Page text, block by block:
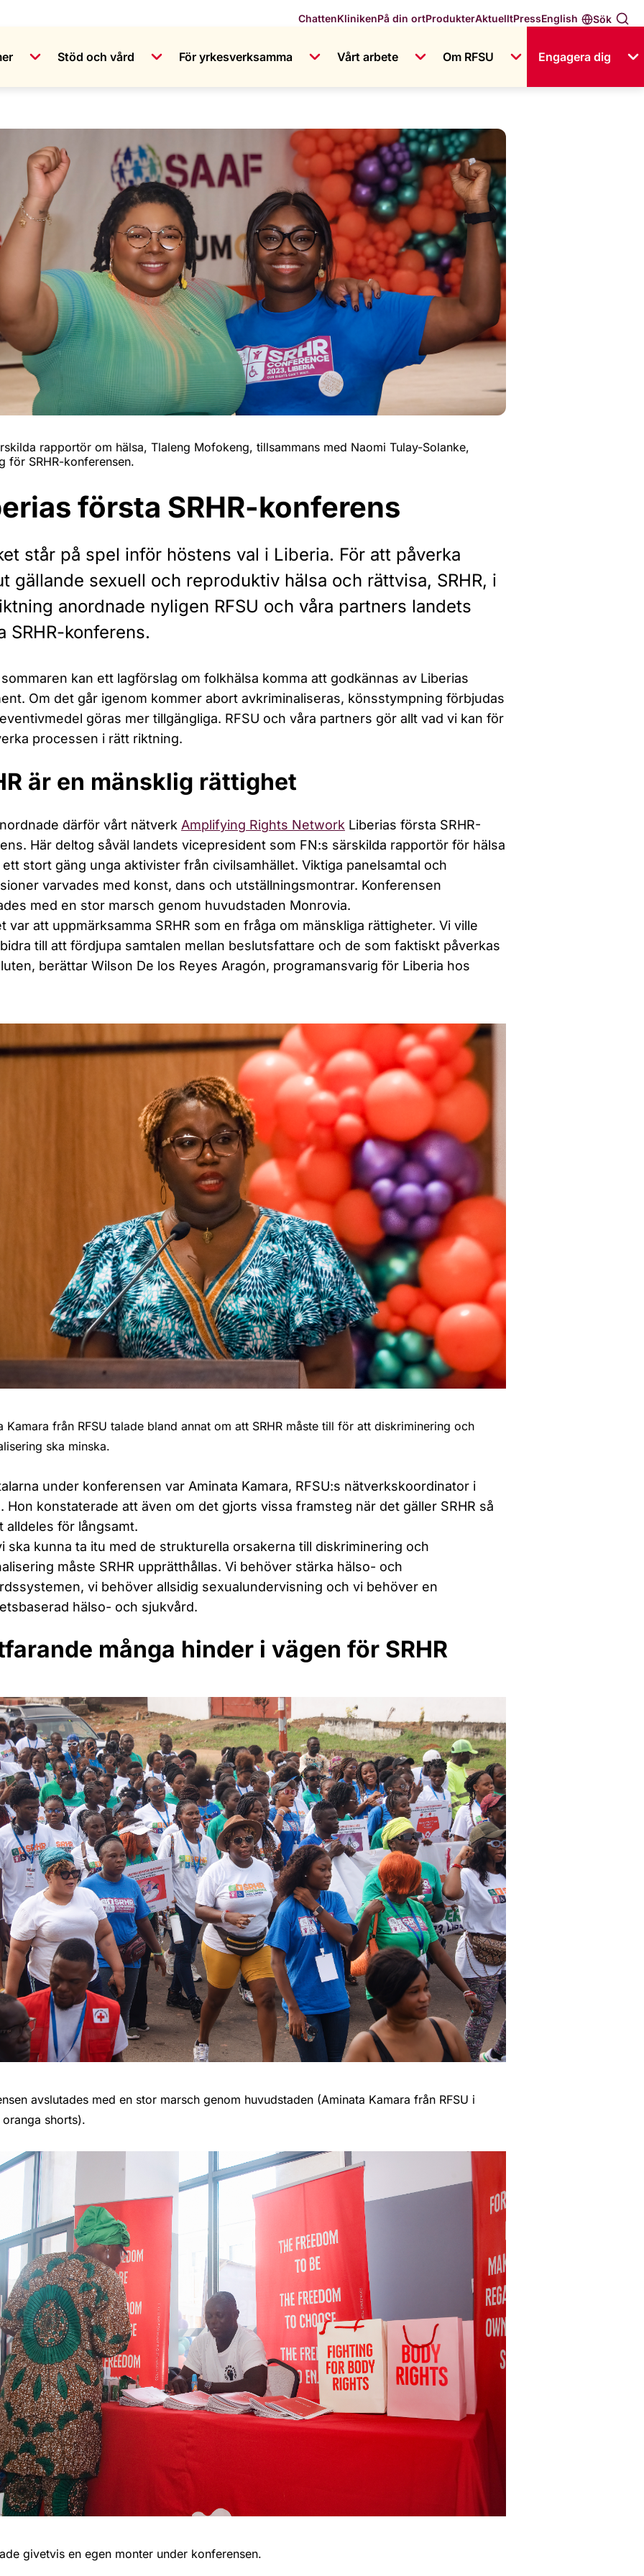
Sök
English
ChattenKlinikenPå din ortProdukterAktuelltPress
Stöd och vård För yrkesverksamma Vårt arbete Om RFSU Engagera dig
rapportör om hälsa, Tlaleng Mofokeng, tillsammans med Naomi Tulay-Solanke,
för SRHR-konferensen.
första SRHR-konferens
står på spel inför höstens val i Liberia. För att påverka
gällande sexuell och reproduktiv hälsa och rättvisa, SRHR, i
anordnade nyligen RFSU och våra partners landets
SRHR-konferens.
kan ett lagförslag om folkhälsa komma att godkännas av Liberias
Om det går igenom kommer abort avkriminaliseras, könsstympning förbjudas
göras mer tillgängliga. RFSU och våra partners gör allt vad vi kan för
processen i rätt riktning.
är en mänsklig rättighet
därför vårt nätverk Amplifying Rights Network Liberias första SRHR-
Här deltog såväl landets vicepresident som FN:s särskilda rapportör för hälsa
stort gäng unga aktivister från civilsamhället. Viktiga panelsamtal och
varvades med konst, dans och utställningsmontrar. Konferensen
med en stor marsch genom huvudstaden Monrovia.
var att uppmärksamma SRHR som en fråga om mänskliga rättigheter. Vi ville
till att fördjupa samtalen mellan beslutsfattare och de som faktiskt påverkas
berättar Wilson De los Reyes Aragón, programansvarig för Liberia hos
Kamara från RFSU talade bland annat om att SRHR måste till för att diskriminering och
ska minska.
under konferensen var Aminata Kamara, RFSU:s nätverkskoordinator i
Hon konstaterade att även om det gjorts vissa framsteg när det gäller SRHR så
alldeles för långsamt.
ska kunna ta itu med de strukturella orsakerna till diskriminering och
måste SRHR upprätthållas. Vi behöver stärka hälso- och
vi behöver allsidig sexualundervisning och vi behöver en
hälso- och sjukvård.
många hinder i vägen för SRHR
avslutades med en stor marsch genom huvudstaden (Aminata Kamara från RFSU i
shorts).
givetvis en egen monter under konferensen.